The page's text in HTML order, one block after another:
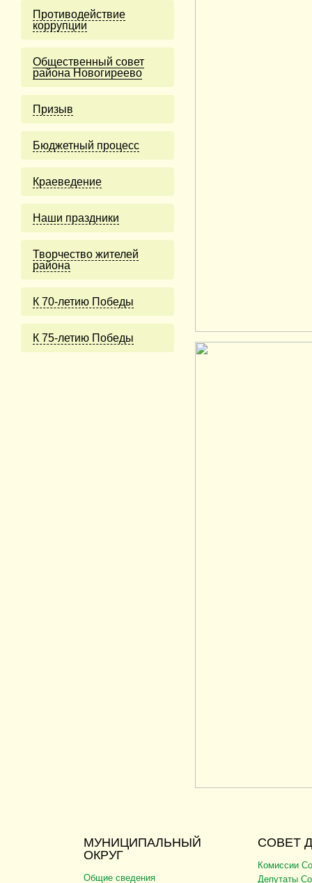
Противодействие
коррупции
Общественный совет
района Новогиреево
Призыв
Бюджетный процесс
Краеведение
Наши праздники
Творчество жителей
района
К 70-летию Победы
К 75-летию Победы
МУНИЦИПАЛЬНЫЙ
ОКРУГ
Общие сведения
СОВЕТ
Комиссии
Депутаты